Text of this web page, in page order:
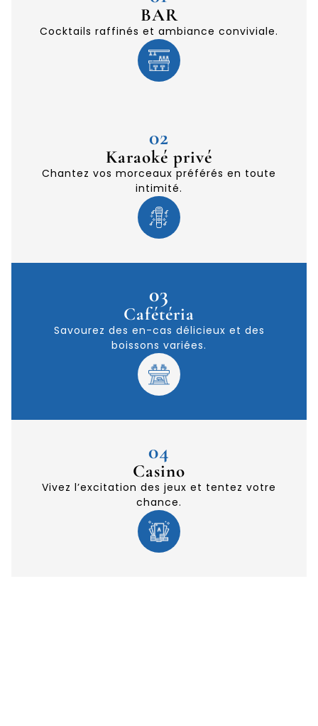
BAR
Cocktails raffinés et ambiance conviviale.
02
Karaoké privé
Chantez vos morceaux préférés en toute
intimité.
03
Cafétéria
Savourez des en-cas délicieux et des
boissons variées.
04
Casino
Vivez l’excitation des jeux et tentez votre
chance.